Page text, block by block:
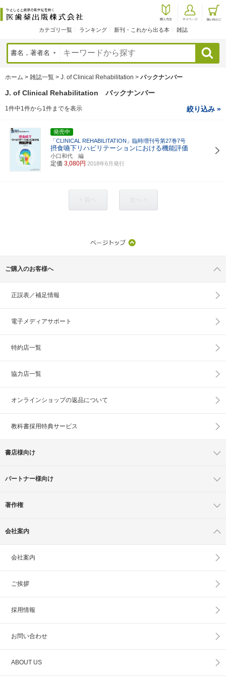
カテゴリ一覧 ランキング 新刊・これから出る本 雑誌
検索
ホーム > 雑誌一覧 > J. of Clinical Rehabilitation > バックナンバー
J. of Clinical Rehabilitation バックナンバー
1件中1件から1件までを表示 絞り込み »
発売中
「CLINICAL REHABILITATION」臨時増刊号第27巻7号
摂食嚥下リハビリテーションにおける機能評価
小口和代 編
定価 3,080円 2018年6月発行
ご購入のお客様へ
正誤表／補足情報
電子メディアサポート
特約店一覧
協力店一覧
オンラインショップの返品について
教科書採用特典サービス
書店様向け
パートナー様向け
著作権
会社案内
会社案内
ご挨拶
採用情報
お問い合わせ
ABOUT US